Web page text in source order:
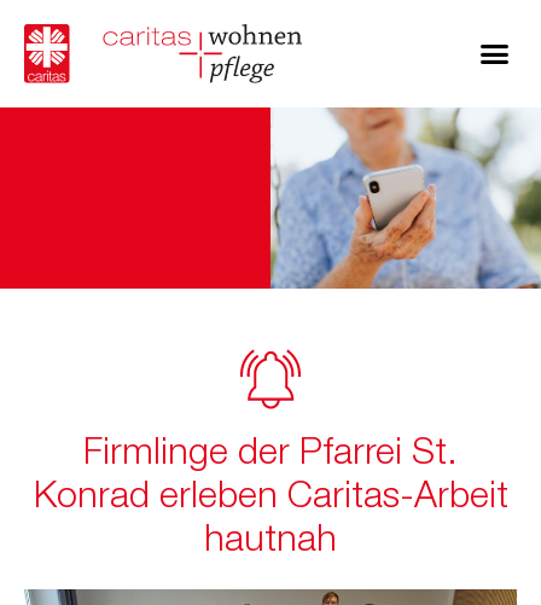
Firmlinge der Pfarrei St.
Konrad erleben Caritas-Arbeit
hautnah